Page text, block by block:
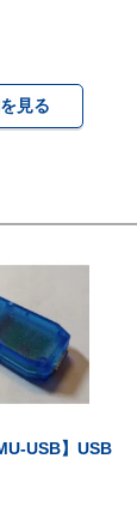
見る
USB】USB